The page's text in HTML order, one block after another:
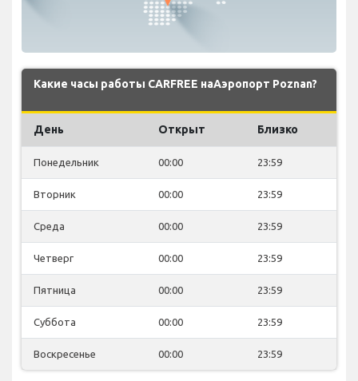
Какие часы работы CARFREE наАэропорт Poznan?
День Открыт Близко
Понедельник 00:00 23:59
Вторник 00:00 23:59
Среда 00:00 23:59
Четверг 00:00 23:59
Пятница 00:00 23:59
Суббота 00:00 23:59
Воскресенье 00:00 23:59